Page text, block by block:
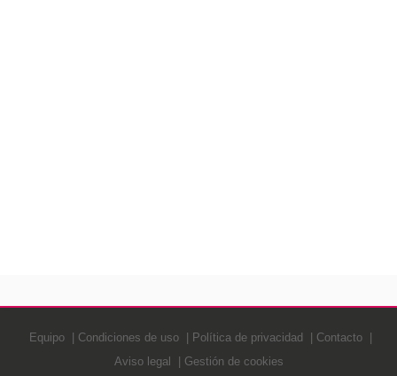
Equipo Condiciones de uso Política de privacidad
Contacto
Aviso legal
Gestión de cookies